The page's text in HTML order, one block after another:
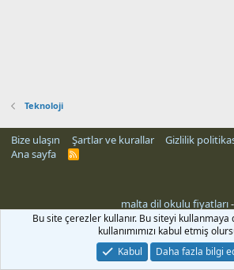
Teknoloji
Bize ulaşın Şartlar ve kurallar Gizlilik
Ana sayfa
R
malta dil okulu fiyatları-
Bu site çerezler kullanır. Bu siteyi
kullanımımızı kabul etmiş
Kabul
Daha fazla bilgi